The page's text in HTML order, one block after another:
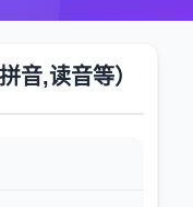
音,读音等）